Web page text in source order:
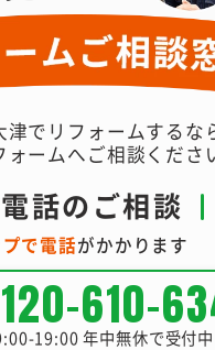
津でリフォームするな
ームへご相談くださ
話のご相談
で電話がかかります
610-
19:00 年中無休で受付中